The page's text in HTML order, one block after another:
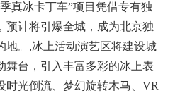
真冰卡丁车”项目凭借专有独
预计将引爆全城，成为北京独
。 ,冰上活动演艺区将建设城
舞台，引入丰富多彩的冰上表
时光倒流、梦幻旋转木马、VR